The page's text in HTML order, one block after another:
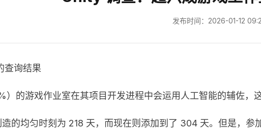
发布时间：2026-01-12
查询结果
）的游戏作业室在其项目开发进程中会运用人工智能的辅佐，
的均匀时刻为 218 天，而现在则添加到了 304 天。但是，参